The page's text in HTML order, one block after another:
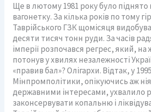
Ще в лютому 1981 року було
вагонетку. За кілька років по тому
Таврійського ГЗК щомісяця
десяти тисяч тонн руди. За часів
імперії розпочався регрес, який, на
потонув у хвилях незалежності
«правив бал»? Олігархи. Відтак, у
Мінпромполітики, опікуючись аж
державними інтересами, ухвалило
законсервувати копальню і